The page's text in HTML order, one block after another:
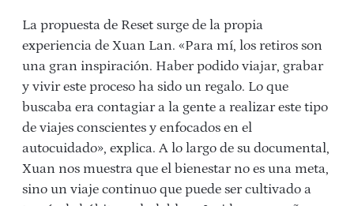
La propuesta de Reset surge de la propia
experiencia de Xuan Lan. «Para mí, los retiros son
una gran inspiración. Haber podido viajar, grabar
y vivir este proceso ha sido un regalo. Lo que
buscaba era contagiar a la gente a realizar este tipo
de viajes conscientes y enfocados en el
autocuidado», explica. A lo largo de su documental,
Xuan nos muestra que el bienestar no es una meta,
sino un viaje continuo que puede ser cultivado a